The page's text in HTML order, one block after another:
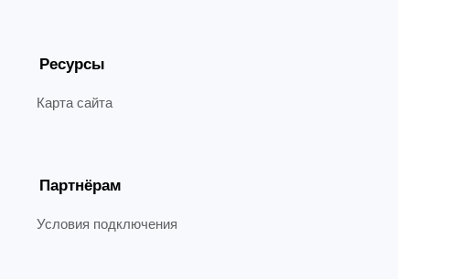
Ресурсы
Карта сайта
Партнёрам
Условия подключения